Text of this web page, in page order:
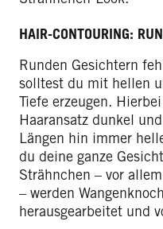
HAIR-CONTOURING:
Runden Gesichtern
solltest du mit hellen
Tiefe erzeugen.
Haaransatz dunkel
Längen hin immer
du deine ganze
Strähnchen – vor
– werden
herausgearbeitet und